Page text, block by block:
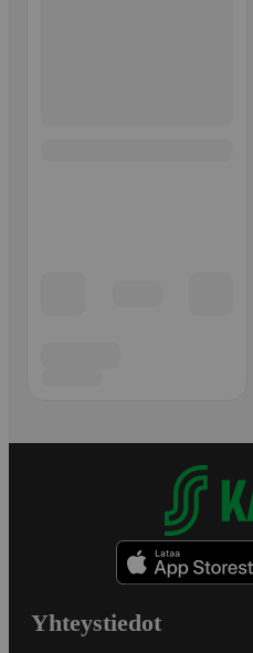
Yhteystiedot